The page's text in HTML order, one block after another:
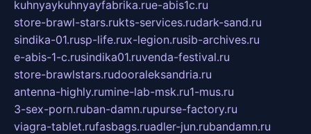
kuhnyaykuhnyayfabrika.rue-abis1c.ru
store-brawl-stars.rukts-services.rudark-sand.ru
sindika-01.rusp-life.rux-legion.rusib-archives.ru
e-abis-1-c.rusindika01.ruvenda-festival.ru
store-brawlstars.rudooraleksandria.ru
antenna-highly.rumine-lab-msk.ru1-mus.ru
3-sex-porn.ruban-damn.rupurse-factory.ru
viagra-tablet.rufasbags.ruadler-jun.rubandamn.ru